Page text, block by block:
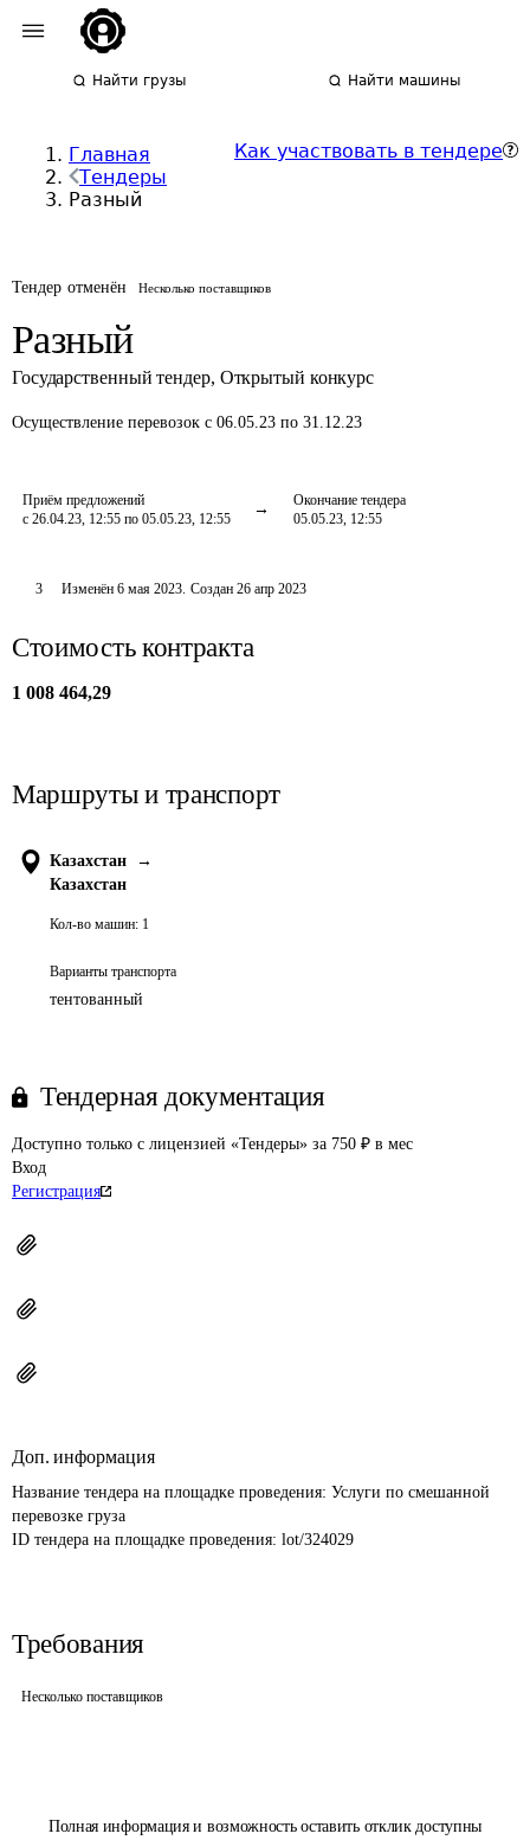
Найти грузы Найти машины
Главная
Тендеры
Разный
Как участвовать в тендере
Тендер отменён Несколько поставщиков
Разный
Государственный тендер, Открытый конкурс
Осуществление перевозок с 06.05.23 по 31.12.23
Приём предложений
с 26.04.23, 12:55 по 05.05.23, 12:55
Окончание тендера
05.05.23, 12:55
Полная информация и возможность оставить отклик доступны
3 Изменён 6 мая 2023. Создан 26 апр 2023
Стоимость контракта
1 008 464,29
Маршруты и транспорт
Казахстан
→
Казахстан
Кол-во машин: 1
Варианты транспорта
тентованный
Тендерная документация
Доступно только с лицензией «Тендеры» за 750 ₽ в мес
Вход
Регистрация
Доп. информация
Название тендера на площадке проведения: Услуги по смешанной
перевозке груза
ID тендера на площадке проведения: lot/324029
Требования
Несколько поставщиков